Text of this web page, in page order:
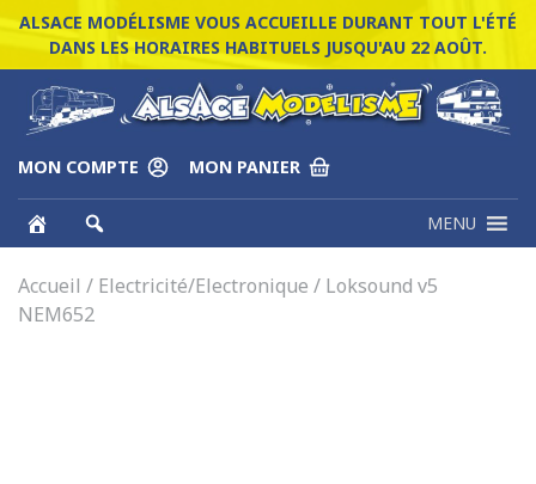
ALSACE MODÉLISME VOUS ACCUEILLE DURANT TOUT L'ÉTÉ
DANS LES HORAIRES HABITUELS JUSQU'AU 22 AOÛT.
MON COMPTE MON PANIER
MENU
Accueil / Electricité/Electronique / Loksound v5
NEM652